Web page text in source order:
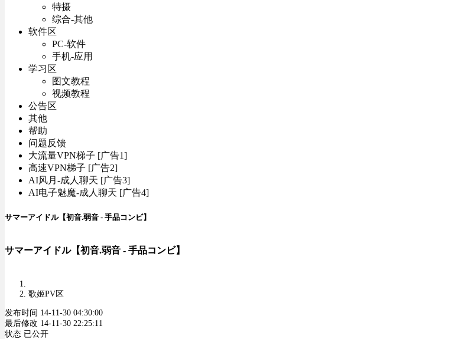
特摄
综合-其他
软件区
PC-软件
手机-应用
学习区
图文教程
视频教程
公告区
其他
帮助
问题反馈
大流量VPN梯子 [广告1]
高速VPN梯子 [广告2]
AI风月-成人聊天 [广告3]
AI电子魅魔-成人聊天 [广告4]
サマーアイドル【初音.弱音 - 手品コンビ】
サマーアイドル【初音.弱音 - 手品コンビ】
歌姬PV区
发布时间 14-11-30 04:30:00
最后修改 14-11-30 22:25:11
状态 已公开